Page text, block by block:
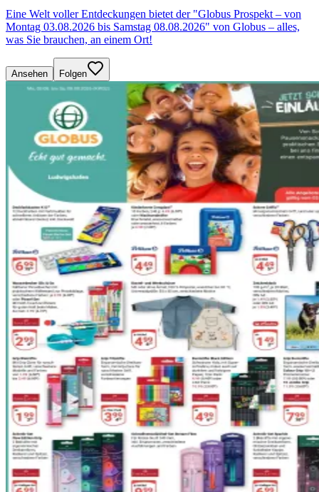
Eine Welt voller Entdeckungen bietet der "Globus Prospekt – von
Montag 03.08.2026 bis Samstag 08.08.2026" von Globus – alles,
was Sie brauchen, an einem Ort!
Ansehen Folgen